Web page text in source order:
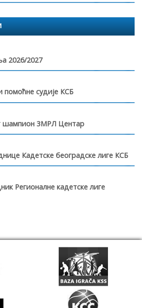
2026/2027
помоћне судије КСБ
шампион 3МРЛ Центар
Кадетске београдске лиге КСБ
Регионалне кадетске лиге